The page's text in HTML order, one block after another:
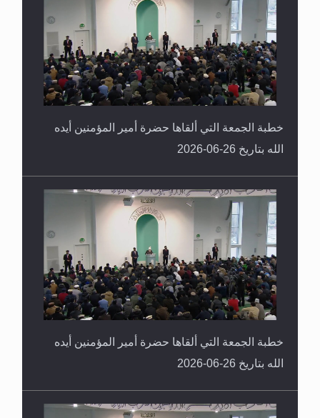
خطبة الجمعة التي ألقاها حضرة أمير المؤمنين أيده
الله بتاريخ 26-06-2026
خطبة الجمعة التي ألقاها حضرة أمير المؤمنين أيده
الله بتاريخ 26-06-2026